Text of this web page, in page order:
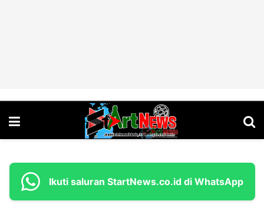
Ikuti saluran StartNews.co.id di WhatsApp